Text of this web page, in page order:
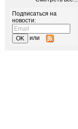
Подписаться на
новости:
или